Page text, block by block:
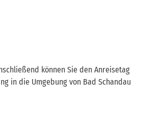
können Sie den Anreisetag
in die Umgebung von Bad Schandau